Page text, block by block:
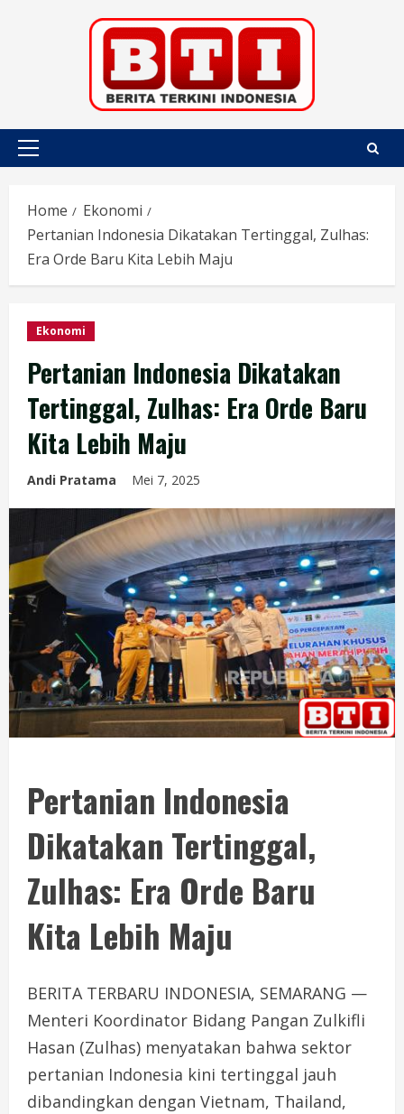
Primary
Home
Ekonomi
Pertanian Indonesia Dikatakan Tertinggal, Zulhas:
Era Orde Baru Kita Lebih Maju
Ekonomi
Pertanian Indonesia Dikatakan
Tertinggal, Zulhas: Era Orde Baru
Kita Lebih Maju
Andi Pratama Mei 7, 2025
Pertanian Indonesia
Dikatakan Tertinggal,
Zulhas: Era Orde Baru
Kita Lebih Maju
BERITA TERBARU INDONESIA, SEMARANG —
Menteri Koordinator Bidang Pangan Zulkifli
Hasan (Zulhas) menyatakan bahwa sektor
pertanian Indonesia kini tertinggal jauh
dibandingkan dengan Vietnam, Thailand,